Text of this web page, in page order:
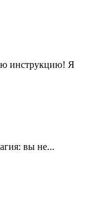
инструкцию! Я
вы не...